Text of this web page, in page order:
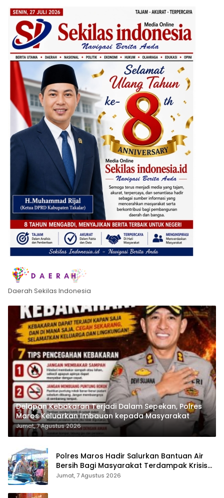
Daerah Sekilas Indonesia
Delapan Kebakaran Terjadi Dalam Sepekan, Polres
Maros Keluarkan Imbauan kepada Masyarakat
Jumat, 7 Agustus 2026
Polres Maros Hadir Salurkan Bantuan Air
Bersih Bagi Masyarakat Terdampak Krisis
Air Bersih Di Maros
Jumat, 7 Agustus 2026